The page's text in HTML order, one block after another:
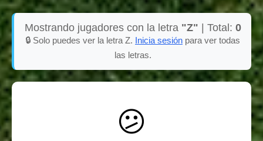
Mostrando jugadores con la letra "Z" | Total: 0
🔒 Solo puedes ver la letra Z. Inicia sesión para ver todas
las letras.
😕